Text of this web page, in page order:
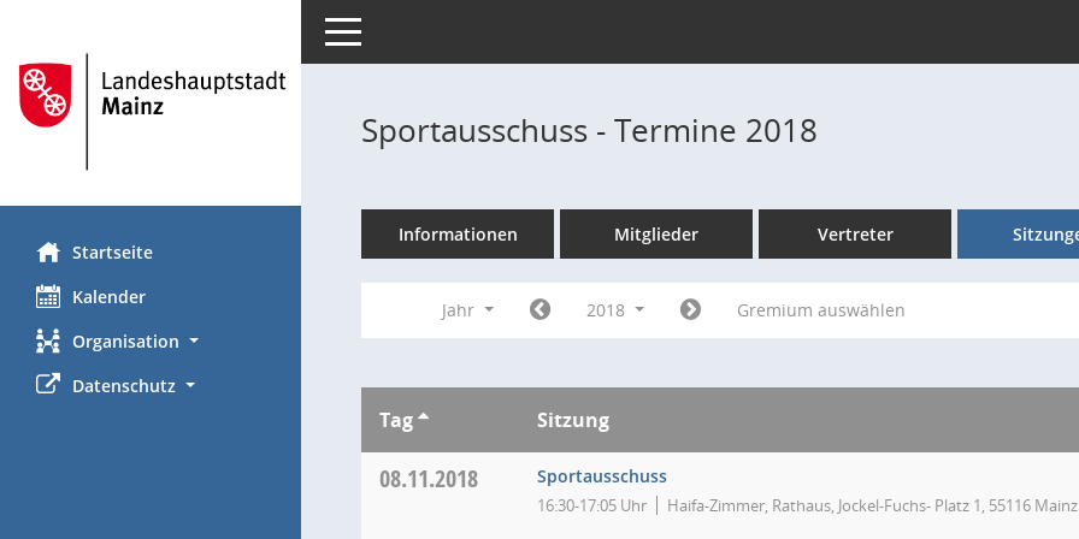
Startseite
Kalender
Organisation
Datenschutz
Toggle navigation
Sportausschuss - Termine 2018
Informationen Mitglieder Vertreter
Jahr 2018 Gremium auswählen
Tag Sitzung
08.11.2018 Sportausschuss
16:30-17:05 Uhr Haifa-Zimmer, Rathaus, Jockel-Fuchs- Platz 1, 55116 Mainz